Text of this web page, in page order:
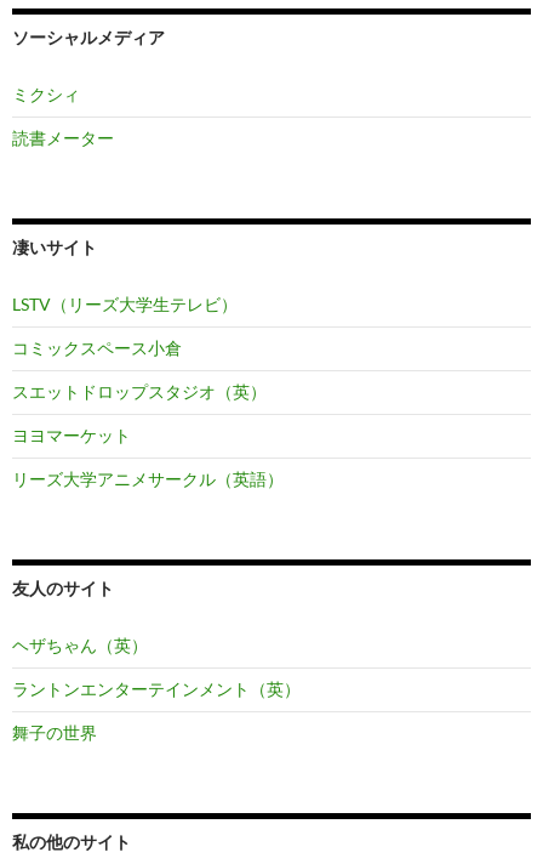
ソーシャルメディア
ミクシィ
読書メーター
凄いサイト
LSTV（リーズ大学生テレビ）
コミックスペース小倉
スエットドロップスタジオ（英）
ヨヨマーケット
リーズ大学アニメサークル（英語）
友人のサイト
ヘザちゃん（英）
ラントンエンターテインメント（英）
舞子の世界
私の他のサイト